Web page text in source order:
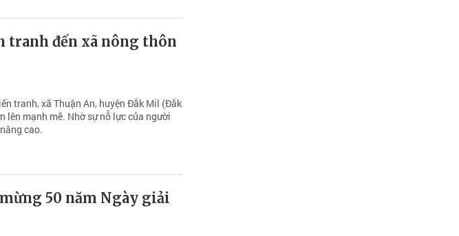
tranh đến xã nông thôn
tranh, xã Thuận An, huyện Đắk Mil (Đắk
lên mạnh mẽ. Nhờ sự nỗ lực của người
cao.
50 năm Ngày giải